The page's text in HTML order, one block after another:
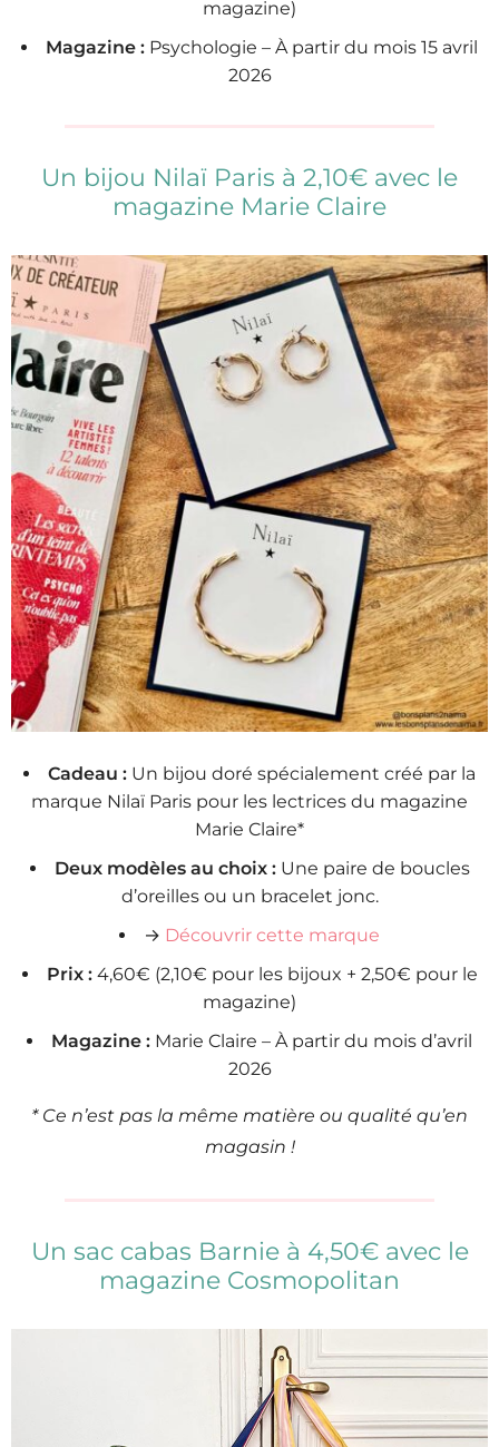
magazine)
Magazine : Psychologie – À partir du mois 15 avril
2026
Un bijou Nilaï Paris à 2,10€ avec le
magazine Marie Claire
Cadeau : Un bijou doré spécialement créé par la
marque Nilaï Paris pour les lectrices du magazine
Marie Claire*
Deux modèles au choix :Une paire de boucles
d’oreilles ou un bracelet jonc.
→ Découvrir cette marque
Prix :4,60€ (2,10€ pour les bijoux + 2,50€ pour le
magazine)
Magazine : Marie Claire – À partir du mois d’avril
2026
* Ce n’est pas la même matière ou qualité qu’en
magasin !
Un sac cabas Barnie à 4,50€ avec le
magazine Cosmopolitan